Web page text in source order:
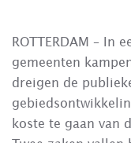
ROTTERDAM – In
gemeenten
dreigen de
koste te gaan van